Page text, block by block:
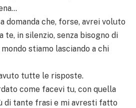
domanda che, forse, avrei voluto
te, in silenzio, senza bisogno di
stiamo lasciando a chi
tutte le risposte.
come facevi tu, con quella
di tante frasi e mi avresti fatto